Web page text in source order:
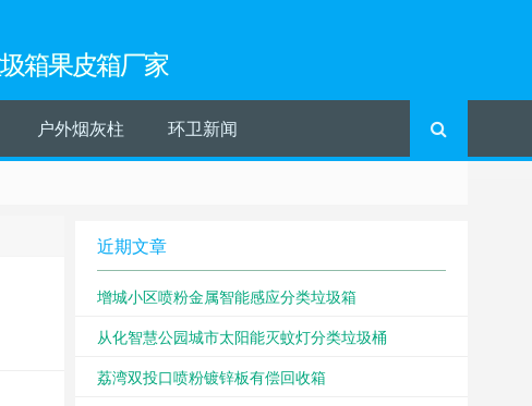
箱果皮箱厂家
户外烟灰柱 环卫新闻
近期文章
增城小区喷粉金属智能感应分类垃圾箱
从化智慧公园城市太阳能灭蚊灯分类垃圾桶
荔湾双投口喷粉镀锌板有偿回收箱